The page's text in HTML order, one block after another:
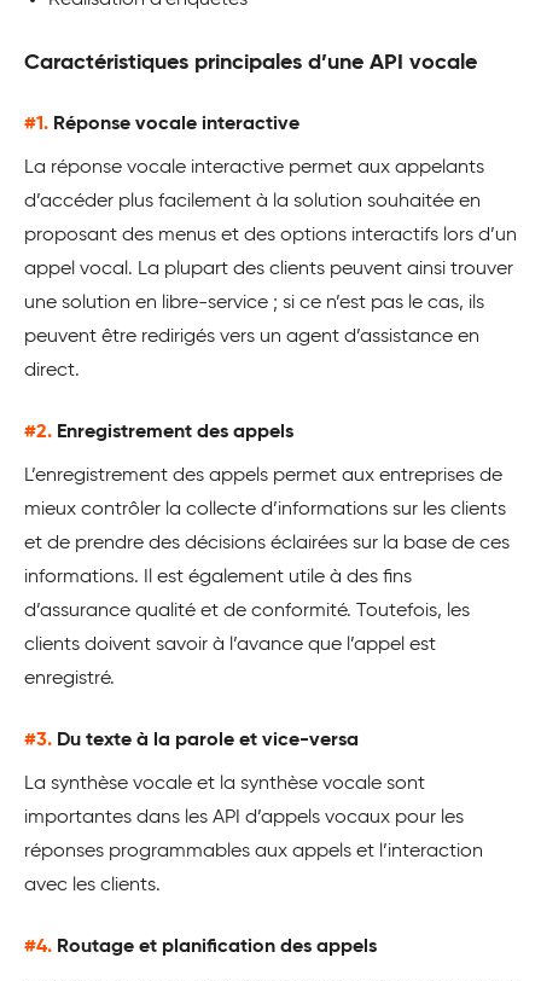
Caractéristiques principales d’une API vocale
#1. Réponse vocale interactive
La réponse vocale interactive permet aux appelants
d’accéder plus facilement à la solution souhaitée en
proposant des menus et des options interactifs lors d’un
appel vocal. La plupart des clients peuvent ainsi trouver
une solution en libre-service ; si ce n’est pas le cas, ils
peuvent être redirigés vers un agent d’assistance en
direct.
#2. Enregistrement des appels
L’enregistrement des appels permet aux entreprises de
mieux contrôler la collecte d’informations sur les clients
et de prendre des décisions éclairées sur la base de ces
informations. Il est également utile à des fins
d’assurance qualité et de conformité. Toutefois, les
clients doivent savoir à l’avance que l’appel est
enregistré.
#3. Du texte à la parole et vice-versa
La synthèse vocale et la synthèse vocale sont
importantes dans les API d’appels vocaux pour les
réponses programmables aux appels et l’interaction
avec les clients.
#4. Routage et planification des appels